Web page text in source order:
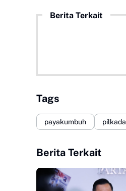
Berita Terkait
Tags
payakumbuh pilkada
Berita Terkait